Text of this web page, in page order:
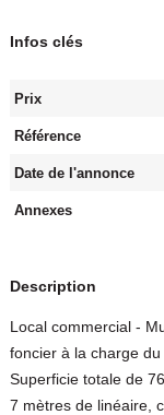
Infos clés
Prix
Référence
Date de l'annonce
Annexes
Description
Local commercial -
foncier à la charge du
Superficie totale de
7 mètres de linéaire,